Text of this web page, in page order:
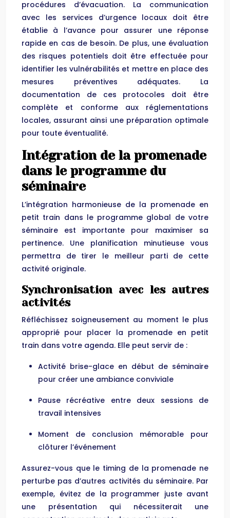
procédures d’évacuation. La communication
avec les services d’urgence locaux doit être
établie à l’avance pour assurer une réponse
rapide en cas de besoin. De plus, une évaluation
des risques potentiels doit être effectuée pour
identifier les vulnérabilités et mettre en place des
mesures préventives adéquates. La
documentation de ces protocoles doit être
complète et conforme aux réglementations
locales, assurant ainsi une préparation optimale
pour toute éventualité.
Intégration de la promenade
dans le programme du
séminaire
L’intégration harmonieuse de la promenade en
petit train dans le programme global de votre
séminaire est importante pour maximiser sa
pertinence. Une planification minutieuse vous
permettra de tirer le meilleur parti de cette
activité originale.
Synchronisation avec les autres
activités
Réfléchissez soigneusement au moment le plus
approprié pour placer la promenade en petit
train dans votre agenda. Elle peut servir de :
Activité brise-glace en début de séminaire
pour créer une ambiance conviviale
Pause récréative entre deux sessions de
travail intensives
Moment de conclusion mémorable pour
clôturer l’événement
Assurez-vous que le timing de la promenade ne
perturbe pas d’autres activités du séminaire. Par
exemple, évitez de la programmer juste avant
une présentation qui nécessiterait une